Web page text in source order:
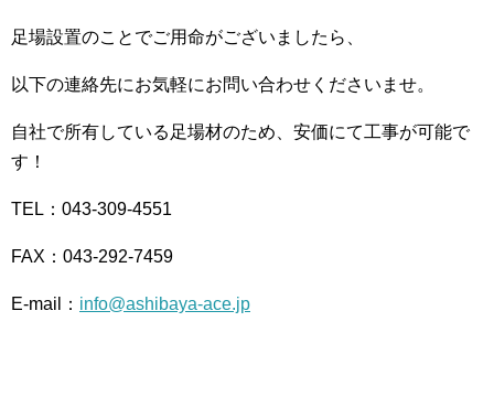
足場設置のことでご用命がございましたら、
以下の連絡先にお気軽にお問い合わせくださいませ。
自社で所有している足場材のため、安価にて工事が可能で
す！
TEL：043-309-4551
FAX：043-292-7459
E-mail： info@ashibaya-ace.jp